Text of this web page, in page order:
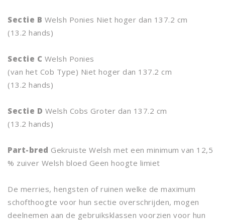
Sectie B Welsh Ponies Niet hoger dan 137.2 cm
(13.2 hands)
Sectie C Welsh Ponies
(van het Cob Type) Niet hoger dan 137.2 cm
(13.2 hands)
Sectie D Welsh Cobs Groter dan 137.2 cm
(13.2 hands)
Part-bred Gekruiste Welsh met een minimum van 12,5
% zuiver Welsh bloed Geen hoogte limiet
De merries, hengsten of ruinen welke de maximum
schofthoogte voor hun sectie overschrijden, mogen
deelnemen aan de gebruiksklassen voorzien voor hun